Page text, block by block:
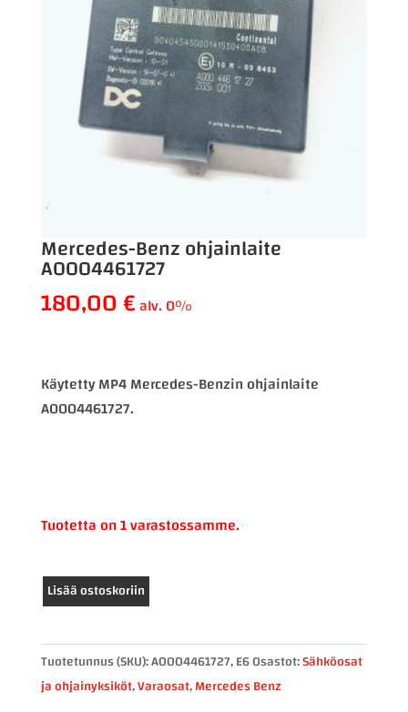
Mercedes-Benz ohjainlaite
A0004461727
180,00€alv. 0%
Käytetty MP4 Mercedes-Benzin ohjainlaite
A0004461727.
Tuotetta on 1 varastossamme.
Mercedes-
Benz
A0004461727
määrä
Lisää ostoskoriin
Tuotetunnus (SKU):A0004461727, E6Osastot:Sähköosat
ja ohjainyksiköt,Varaosat,Mercedes Benz